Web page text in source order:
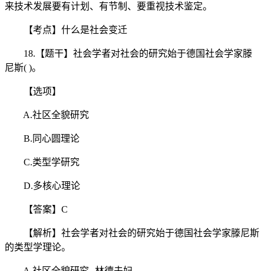
来技术发展要有计划、有节制、要重视技术鉴定。
【考点】什么是社会变迁
18.【题干】社会学者对社会的研究始于德国社会学家滕
尼斯( )。
【选项】
A.社区全貌研究
B.同心圆理论
C.类型学研究
D.多核心理论
【答案】C
【解析】社会学者对社会的研究始于德国社会学家滕尼斯
的类型学理论。